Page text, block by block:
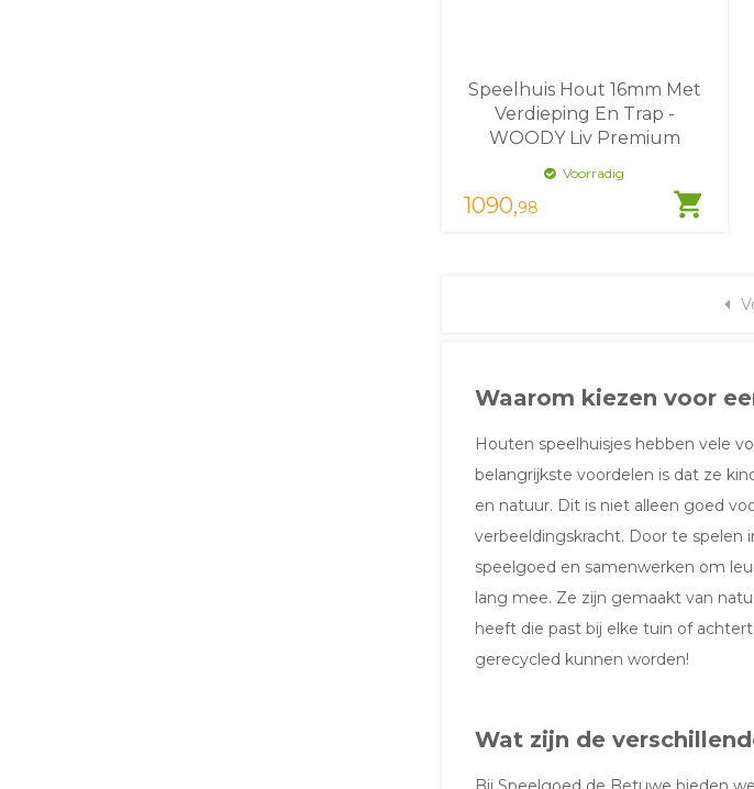
shopping_cart
Speelhuis Hout 16mm Met
Verdieping En Trap -
WOODY Liv Premium
Voorradig
1090,98
Waarom kiezen voor
Houten speelhuisjes hebben vele
belangrijkste voordelen is dat ze
en natuur. Dit is niet alleen goed
verbeeldingskracht. Door te spelen
speelgoed en samenwerken om
lang mee. Ze zijn gemaakt van
heeft die past bij elke tuin of
gerecycled kunnen worden!
Wat zijn de